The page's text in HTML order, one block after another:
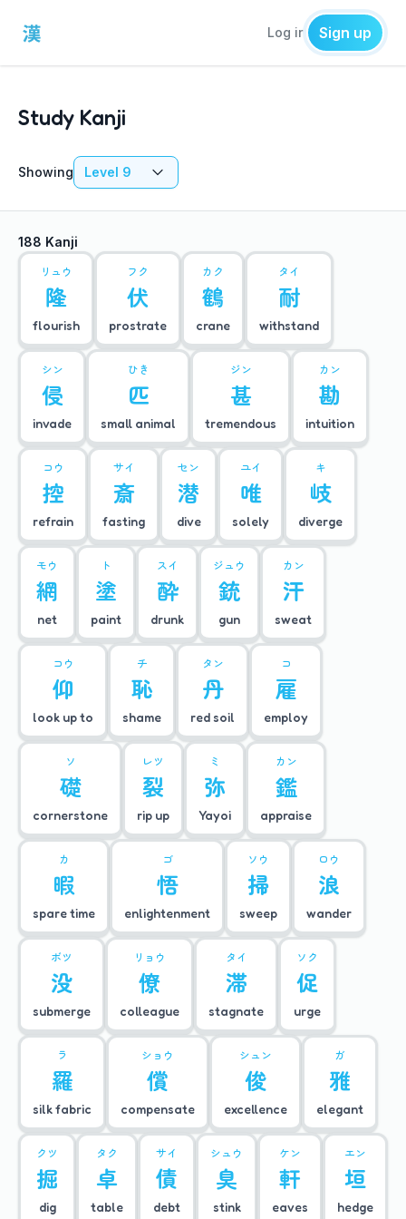
Log in Sign up
Study Kanji
Showing Level 9
188 Kanji
リュウ
隆
flourish
フク
伏
prostrate
カク
鶴
crane
タイ
耐
withstand
シン
侵
invade
ひき
匹
small animal
ジン
甚
tremendous
カン
勘
intuition
コウ
控
refrain
サイ
斎
fasting
セン
潜
dive
ユイ
唯
solely
キ
岐
diverge
モウ
網
net
ト
塗
paint
スイ
酔
drunk
ジュウ
銃
gun
カン
汗
sweat
コウ
仰
look up to
チ
恥
shame
タン
丹
red soil
コ
雇
employ
ソ
礎
cornerstone
レツ
裂
rip up
ミ
弥
Yayoi
カン
鑑
appraise
カ
暇
spare time
ゴ
悟
enlightenment
ソウ
掃
sweep
ロウ
浪
wander
ボツ
没
submerge
リョウ
僚
colleague
タイ
滞
stagnate
ソク
促
urge
ラ
羅
silk fabric
ショウ
償
compensate
シュン
俊
excellence
ガ
雅
elegant
クツ
掘
dig
タク
卓
table
サイ
債
debt
シュウ
臭
stink
ケン
軒
eaves
エン
垣
hedge